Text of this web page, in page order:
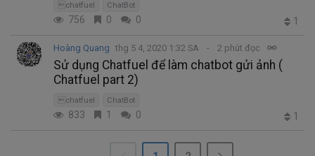
chatfuel ChatBot
756 0 0 1
Hoàng Quang thg 5 4, 2020 1:32 SA 2 phút đọc
Sử dụng Chatfuel để làm chatbot gửi ảnh (
Chatfuel part 2)
chatfuel ChatBot
833 1 0 1